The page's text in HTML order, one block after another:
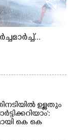
ഉള്ളതും
കെ കെ